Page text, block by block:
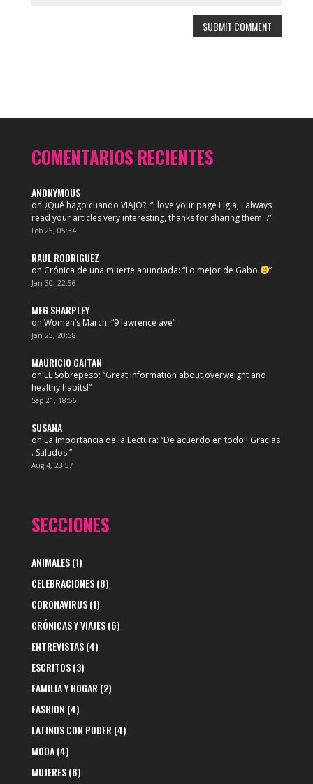
COMENTARIOS RECIENTES
ANONYMOUS
on ¿Qué hago cuando VIAJO?: “I love your page Ligia, I always
read your articles very interesting, thanks for sharing them…”
Feb 25, 05:34
RAUL RODRIGUEZ
on Crónica de una muerte anunciada: “Lo mejor de Gabo ”
Jan 30, 22:56
MEG SHARPLEY
on Women’s March: “9 lawrence ave”
Jan 25, 20:58
MAURICIO GAITAN
on EL Sobrepeso: “Great information about overweight and
healthy habits!”
Sep 21, 18:56
SUSANA
on La Importancia de la Lectura: “De acuerdo en todo!! Gracias
. Saludos.”
Aug 4, 23:57
SECCIONES
ANIMALES(1)
CELEBRACIONES(8)
CORONAVIRUS(1)
CRÓNICAS Y VIAJES(6)
ENTREVISTAS(4)
ESCRITOS(3)
FAMILIA Y HOGAR (2)
FASHION (4)
LATINOS CON PODER (4)
MODA(4)
MUJERES(8)